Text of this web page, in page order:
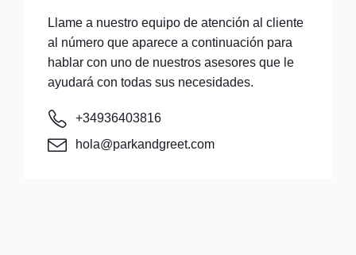
Llame a nuestro equipo de atención al cliente
al número que aparece a continuación para
hablar con uno de nuestros asesores que le
ayudará con todas sus necesidades.
+34936403816
hola@parkandgreet.com